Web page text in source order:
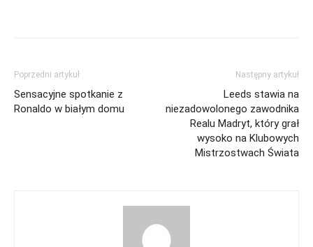
Poprzedni artykuł
Sensacyjne spotkanie z
Ronaldo w białym domu
Następny artykuł
Leeds stawia na
niezadowolonego zawodnika
Realu Madryt, który grał
wysoko na Klubowych
Mistrzostwach Świata